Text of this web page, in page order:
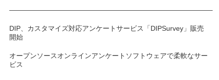
DIP、カスタマイズ対応アンケートサービス「DIPSurvey」販売
開始
オープンソースオンラインアンケートソフトウェアで柔軟なサー
ビス